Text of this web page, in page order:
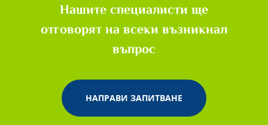
Нашите специалисти ще
отговорят на всеки възникнал
въпрос
НАПРАВИ ЗАПИТВАНЕ